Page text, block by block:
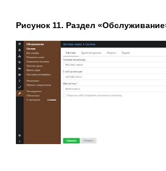
Рисунок 11. Раздел